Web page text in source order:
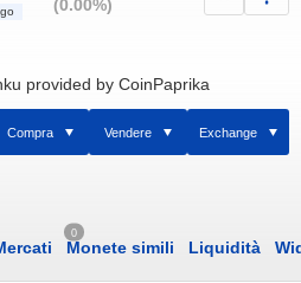
(0.00%)
provided by CoinPaprika
Compra Vendere Exchange
0
Monete simili Liquidità